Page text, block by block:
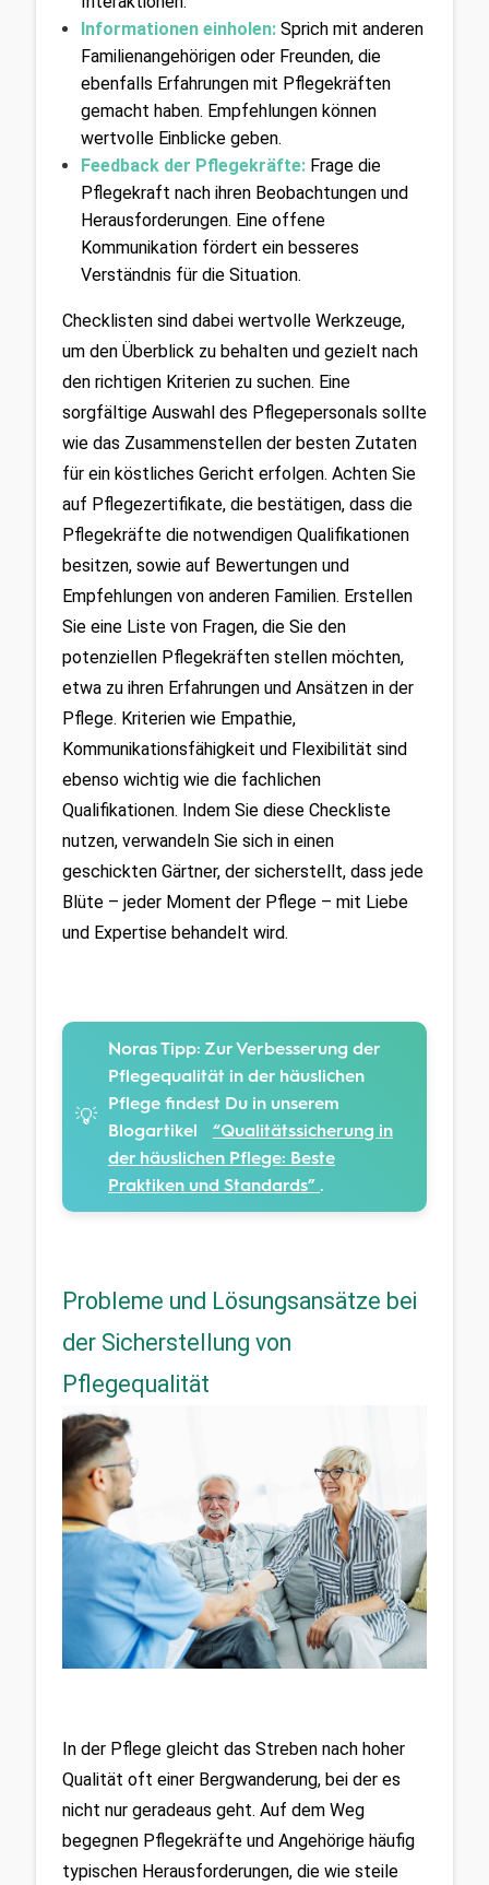
Informationen einholen: Sprich mit anderen
Familienangehörigen oder Freunden, die
ebenfalls Erfahrungen mit Pflegekräften
gemacht haben. Empfehlungen können
wertvolle Einblicke geben.
Feedback der Pflegekräfte: Frage die
Pflegekraft nach ihren Beobachtungen und
Herausforderungen. Eine offene
Kommunikation fördert ein besseres
Verständnis für die Situation.
Checklisten sind dabei wertvolle Werkzeuge,
um den Überblick zu behalten und gezielt nach
den richtigen Kriterien zu suchen. Eine
sorgfältige Auswahl des Pflegepersonals sollte
wie das Zusammenstellen der besten Zutaten
für ein köstliches Gericht erfolgen. Achten Sie
auf Pflegezertifikate, die bestätigen, dass die
Pflegekräfte die notwendigen Qualifikationen
besitzen, sowie auf Bewertungen und
Empfehlungen von anderen Familien. Erstellen
Sie eine Liste von Fragen, die Sie den
potenziellen Pflegekräften stellen möchten,
etwa zu ihren Erfahrungen und Ansätzen in der
Pflege. Kriterien wie Empathie,
Kommunikationsfähigkeit und Flexibilität sind
ebenso wichtig wie die fachlichen
Qualifikationen. Indem Sie diese Checkliste
nutzen, verwandeln Sie sich in einen
geschickten Gärtner, der sicherstellt, dass jede
Blüte – jeder Moment der Pflege – mit Liebe
und Expertise behandelt wird.
💡
Noras Tipp: Zur Verbesserung der
Pflegequalität in der häuslichen
Pflege findest Du in unserem
Blogartikel
“Qualitätssicherung in
der häuslichen Pflege: Beste
Praktiken und Standards” .
Probleme und Lösungsansätze bei
der Sicherstellung von
Pflegequalität
In der Pflege gleicht das Streben nach hoher
Qualität oft einer Bergwanderung, bei der es
nicht nur geradeaus geht. Auf dem Weg
begegnen Pflegekräfte und Angehörige häufig
typischen Herausforderungen, die wie steile